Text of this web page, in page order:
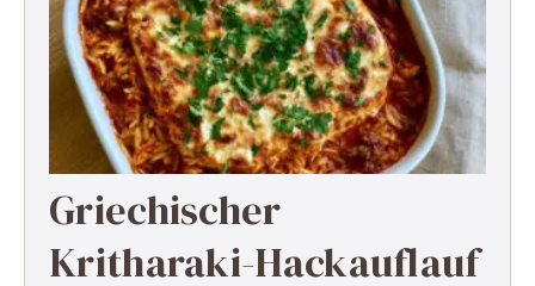
Griechischer
Kritharaki-Hackauflauf